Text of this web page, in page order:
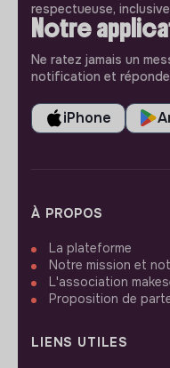
respectueuse,
Notre
Ne ratez jamais un
notification et
iPhone
À PROPOS
La plateforme
Notre mission et
L'association
Proposition de
LIENS UTILES